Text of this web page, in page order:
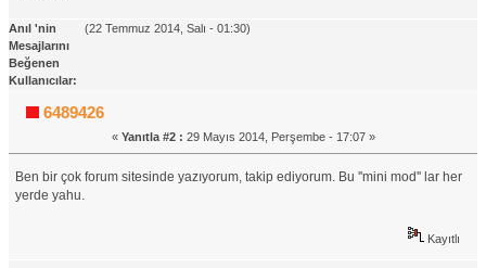
Anıl 'nin
Mesajlarını
Beğenen
Kullanıcılar:
(22 Temmuz 2014, Salı - 01:30)
6489426
« Yanıtla #2 : 29 Mayıs 2014, Perşembe - 17:07 »
Ben bir çok forum sitesinde yazıyorum, takip ediyorum. Bu ''mini mod'' lar her
yerde yahu.
Kayıtlı